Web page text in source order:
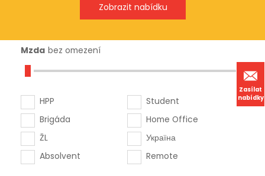
Zasílat
nabídky
Mzda bez omezení
HPP
Brigáda
ŽL
Absolvent
Student
Home Office
Україна
Remote